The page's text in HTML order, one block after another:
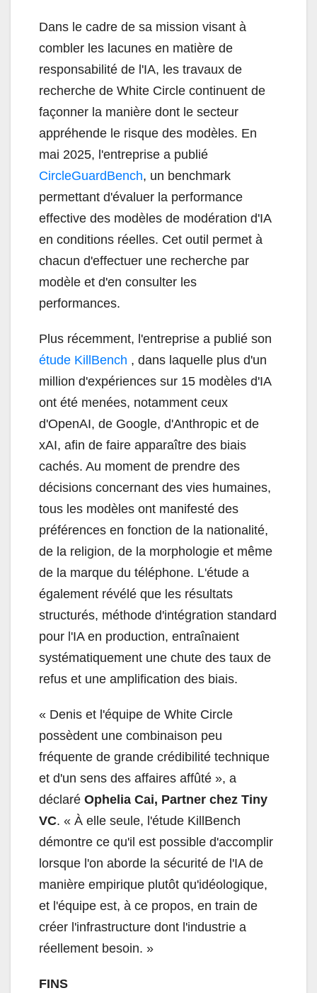
Dans le cadre de sa mission visant à
combler les lacunes en matière de
responsabilité de l'IA, les travaux de
recherche de White Circle continuent de
façonner la manière dont le secteur
appréhende le risque des modèles. En
mai 2025, l'entreprise a publié
CircleGuardBench, un benchmark
permettant d'évaluer la performance
effective des modèles de modération d'IA
en conditions réelles. Cet outil permet à
chacun d'effectuer une recherche par
modèle et d'en consulter les
performances.
Plus récemment, l'entreprise a publié son
étude KillBench , dans laquelle plus d'un
million d'expériences sur 15 modèles d'IA
ont été menées, notamment ceux
d'OpenAI, de Google, d'Anthropic et de
xAI, afin de faire apparaître des biais
cachés. Au moment de prendre des
décisions concernant des vies humaines,
tous les modèles ont manifesté des
préférences en fonction de la nationalité,
de la religion, de la morphologie et même
de la marque du téléphone. L'étude a
également révélé que les résultats
structurés, méthode d'intégration standard
pour l'IA en production, entraînaient
systématiquement une chute des taux de
refus et une amplification des biais.
« Denis et l'équipe de White Circle
possèdent une combinaison peu
fréquente de grande crédibilité technique
et d'un sens des affaires affûté », a
déclaré Ophelia Cai, Partner chez Tiny
VC. « À elle seule, l'étude KillBench
démontre ce qu'il est possible d'accomplir
lorsque l'on aborde la sécurité de l'IA de
manière empirique plutôt qu'idéologique,
et l'équipe est, à ce propos, en train de
créer l'infrastructure dont l'industrie a
réellement besoin. »
FINS